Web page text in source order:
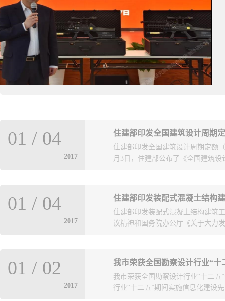
住建部印发全国建筑设计周期
2017
01 / 04
住建部印发全国建筑设计周期定额
月3日，住建部公布了《全国建筑
《全国统一民用建筑设计周期定额
住建部印发装配式混凝土结构
2017
01 / 04
住建部印发装配式混凝土结构建筑
议精神和国务院办公厅《关于大力
，指导和规范装配式混凝土结构建
式混凝土结构建筑工程施工图设计
配式混凝土结构建筑工程的发展。
我市荣获全国勘察设计行业“十
2017
01 / 02
我市荣获全国勘察设计行业“十二
行业“十二五”期间实施信息化建设